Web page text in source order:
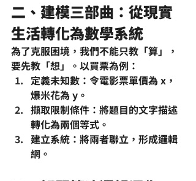
二、建模三部曲：從現實
生活轉化為數學系統
為了克服困境，我們不能只教「算」，
要先教「想」。以買票為例：
定義未知數 ：令電影票單價為 x，
爆米花為 y。
擷取限制條件 ：將題目的文字描述
轉化為兩個等式。
建立系統 ：將兩者聯立，形成邏輯
網。